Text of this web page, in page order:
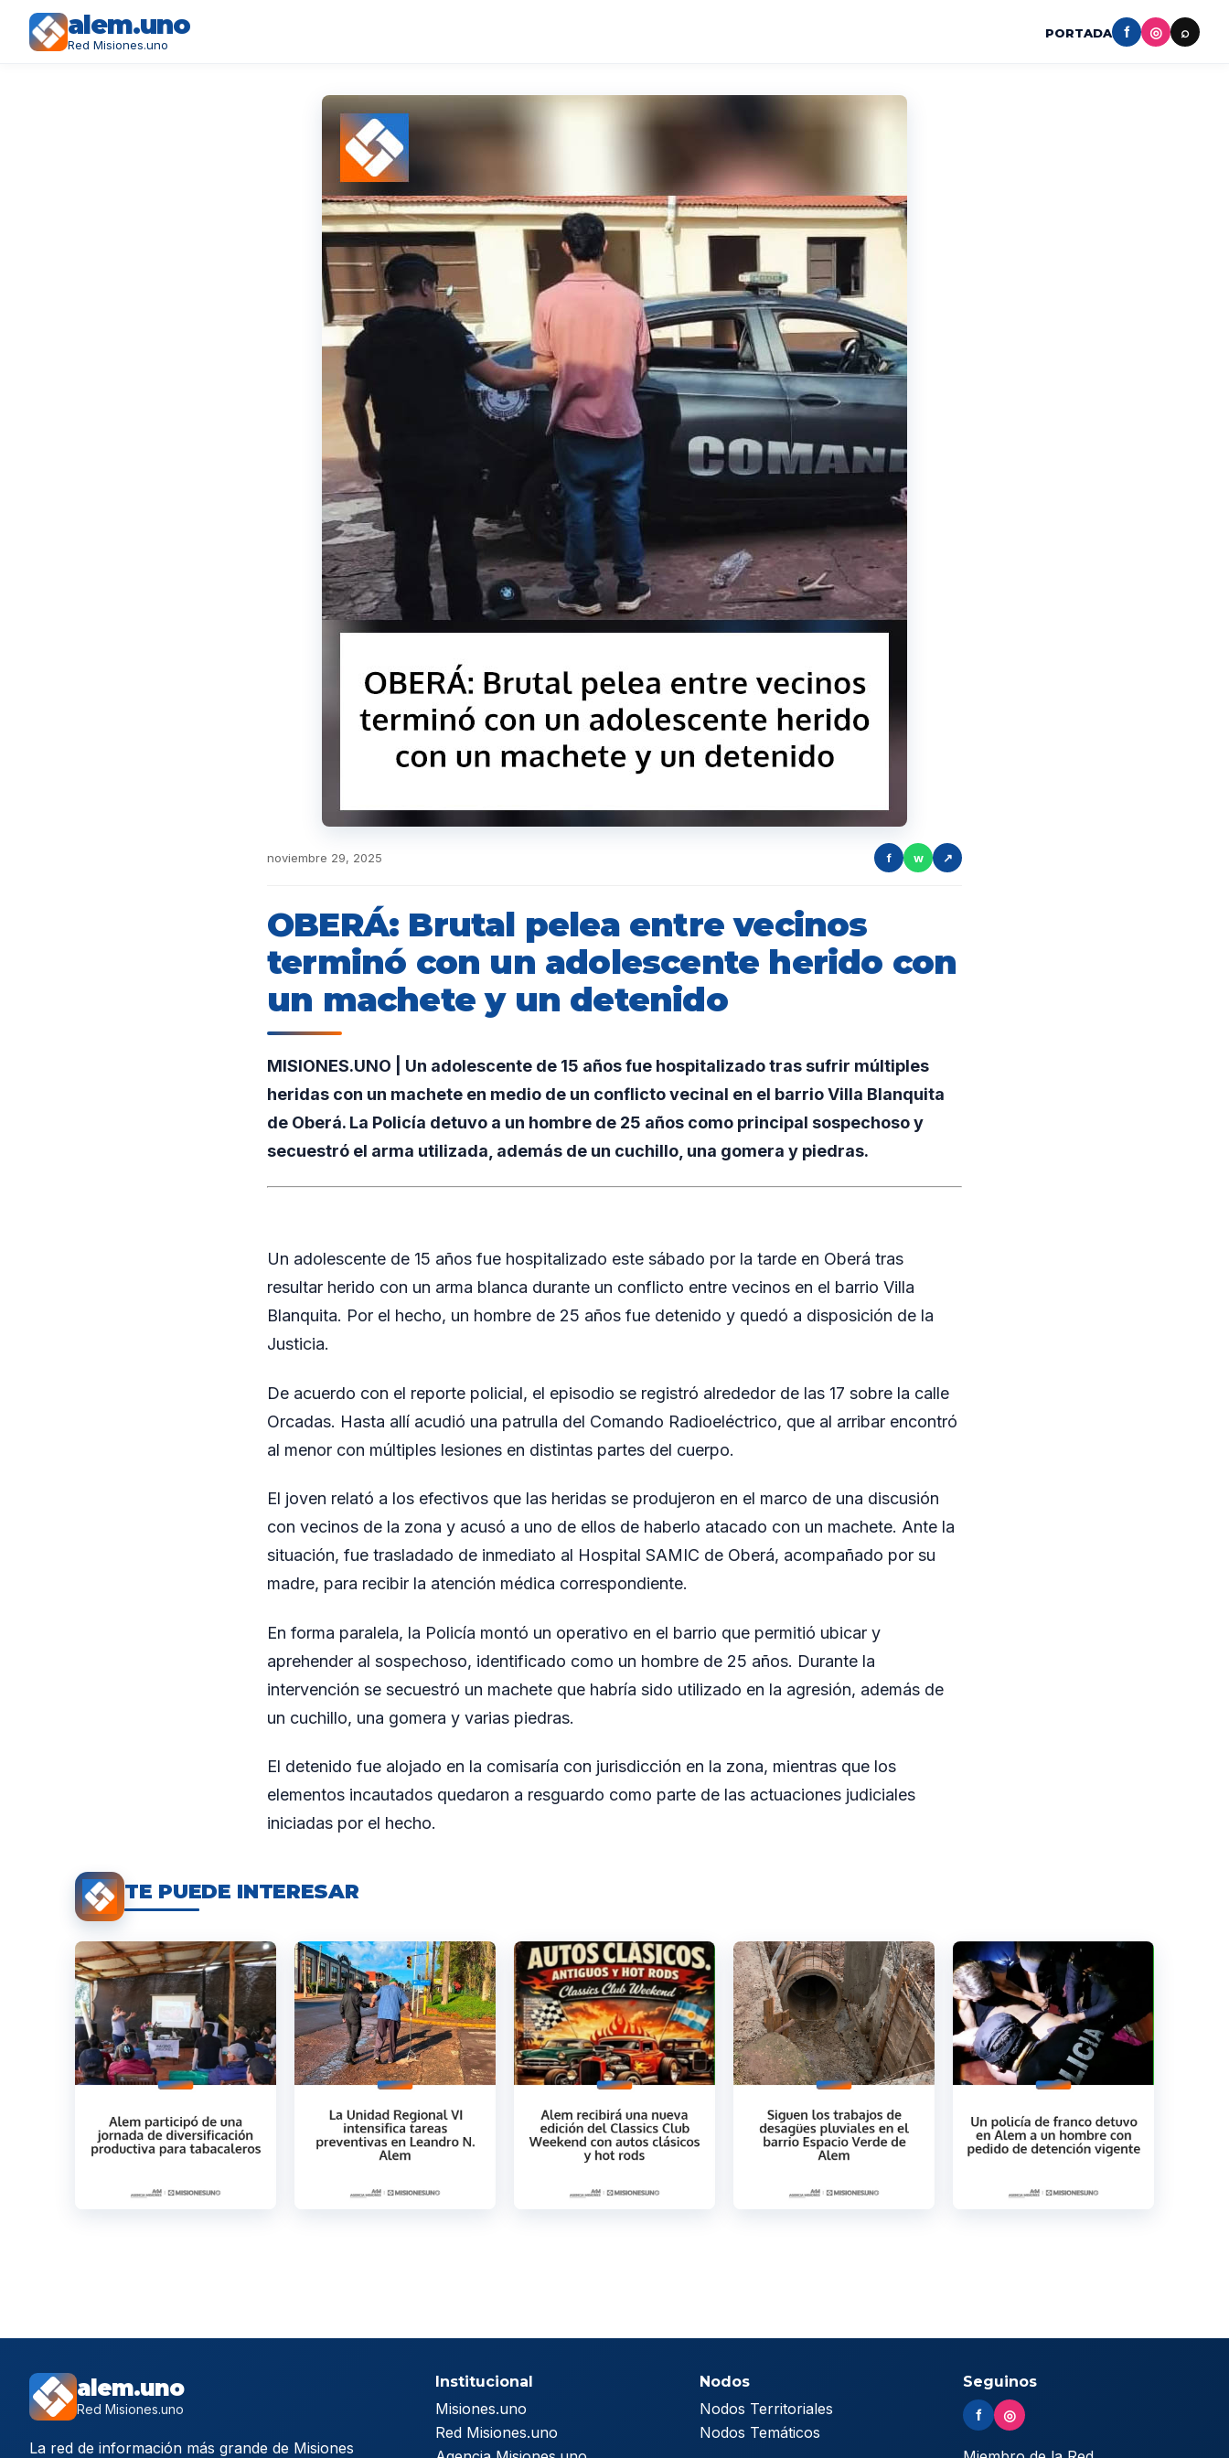
alem.uno
Red Misiones.uno
PORTADA f ◎ ⌕
noviembre 29, 2025 f w ↗
OBERÁ: Brutal pelea entre vecinos
terminó con un adolescente herido con
un machete y un detenido
MISIONES.UNO | Un adolescente de 15 años fue hospitalizado tras sufrir múltiples
heridas con un machete en medio de un conflicto vecinal en el barrio Villa Blanquita
de Oberá. La Policía detuvo a un hombre de 25 años como principal sospechoso y
secuestró el arma utilizada, además de un cuchillo, una gomera y piedras.
Un adolescente de 15 años fue hospitalizado este sábado por la tarde en Oberá tras
resultar herido con un arma blanca durante un conflicto entre vecinos en el barrio Villa
Blanquita. Por el hecho, un hombre de 25 años fue detenido y quedó a disposición de la
Justicia.
De acuerdo con el reporte policial, el episodio se registró alrededor de las 17 sobre la calle
Orcadas. Hasta allí acudió una patrulla del Comando Radioeléctrico, que al arribar encontró
al menor con múltiples lesiones en distintas partes del cuerpo.
El joven relató a los efectivos que las heridas se produjeron en el marco de una discusión
con vecinos de la zona y acusó a uno de ellos de haberlo atacado con un machete. Ante la
situación, fue trasladado de inmediato al Hospital SAMIC de Oberá, acompañado por su
madre, para recibir la atención médica correspondiente.
En forma paralela, la Policía montó un operativo en el barrio que permitió ubicar y
aprehender al sospechoso, identificado como un hombre de 25 años. Durante la
intervención se secuestró un machete que habría sido utilizado en la agresión, además de
un cuchillo, una gomera y varias piedras.
El detenido fue alojado en la comisaría con jurisdicción en la zona, mientras que los
elementos incautados quedaron a resguardo como parte de las actuaciones judiciales
iniciadas por el hecho.
TE PUEDE INTERESAR
alem.uno
Red Misiones.uno
La red de información más grande de Misiones
Institucional
Misiones.uno
Red Misiones.uno
Nodos
Nodos Territoriales
Nodos Temáticos
Seguinos
f ◎